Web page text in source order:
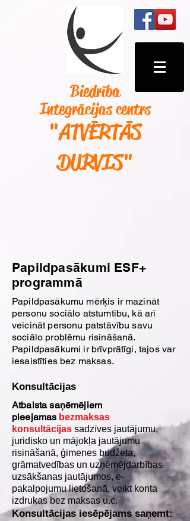
Biedrība
Integrācijas centrs
"ATVĒRTĀS
DURVIS"
Papildpasākumi ESF+
programmā
Papildpasākumu mērķis ir mazināt
personu sociālo atstumtību, kā arī
veicināt personu patstāvību savu
sociālo problēmu risināšanā.
Papildpasākumi ir brīvprātīgi, tajos var
iesaistīties bez maksas.
Konsultācijas
Atbalsta saņēmējiem
pieejamas bezmaksas
konsultācijas sadzīves jautājumu,
juridisko un mājokļa jautājumu
risināšanā, ģimenes budžeta,
grāmatvedības un uzņēmējdarbības
uzsākšanas jautājumos, e-
pakalpojumu lietošanā, veikt konta
izdrukas bez maksas u.c.
Konsultācijas iesēpējams saņemt: